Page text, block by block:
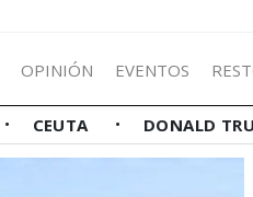
OPINIÓN EVENTOS
CEUTA DONALD